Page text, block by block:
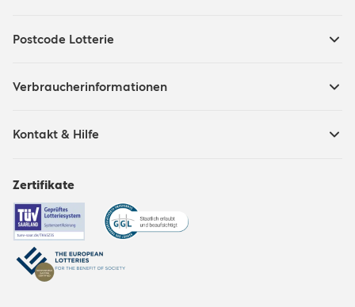
Postcode Lotterie
Verbraucherinformationen
Kontakt & Hilfe
Zertifikate